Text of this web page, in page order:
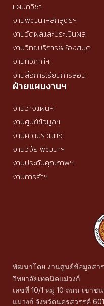
พัฒนาโดย งานศูนย์ข้อมูลสา
วิทยาลัยเทคนิคแม่วงก์
เลขที่ 10/1 หมู่ 10 ถนน เขา
แม่วงก์ จังหวัดนครสวรรค์
ฝ่ายแผนงานฯ
งานวางแผนฯ
งานศูนย์ข้อมูลฯ
งานความร่วมมือ
งานวิจัย พัฒนาฯ
งานประกันคุณภาพฯ
งานการค้าฯ
แผนกวิชา
งานพัฒนาหลักสูตรฯ
งานวัดผลและประเมินผล
งานวิทยบริการ&ห้องสมุด
งานทวิภาคีฯ
งานสื่อการเรียนการสอน